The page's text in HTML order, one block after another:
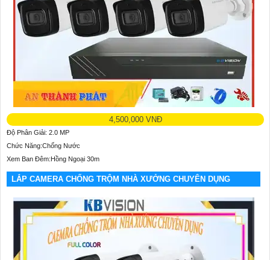
4,500,000 VNĐ
Độ Phân Giải: 2.0 MP
Chức Năng:Chống Nước
Xem Ban Đêm:Hồng Ngoại 30m
LẮP CAMERA CHỐNG TRỘM NHÀ XƯỞNG CHUYÊN DỤNG